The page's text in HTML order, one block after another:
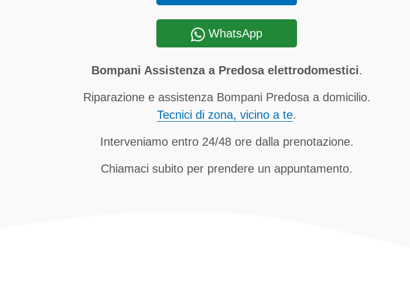
WhatsApp
Bompani Assistenza a Predosa elettrodomestici.
Riparazione e assistenza Bompani Predosa a domicilio.
Tecnici di zona, vicino a te.
Interveniamo entro 24/48 ore dalla prenotazione.
Chiamaci subito per prendere un appuntamento.